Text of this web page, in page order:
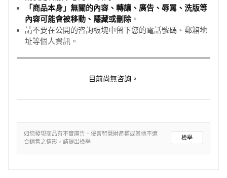
「商品本身」無關的內容、轉讓、廣告、辱罵、洗版等
內容可能會被移動、隱藏或刪除。
請不要在公開的咨詢板塊中留下您的電話號碼、郵箱地
址等個人資訊。
目前尚無咨詢。
如您發現商品有不實廣告、侵害智慧財產權或其他不適
合銷售之情形，請提出檢舉
檢舉